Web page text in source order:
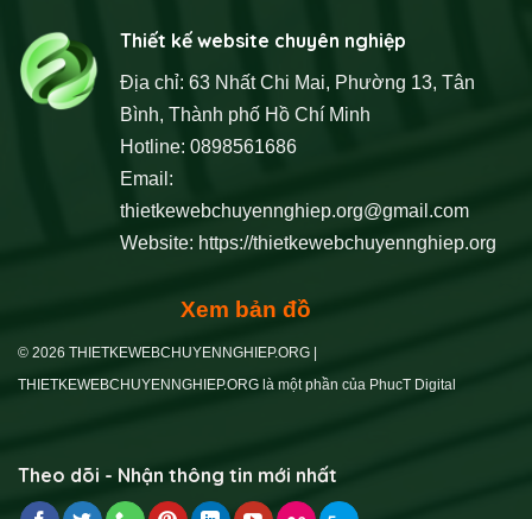
Thiết kế website chuyên nghiệp
Địa chỉ: 63 Nhất Chi Mai, Phường 13, Tân
Bình, Thành phố Hồ Chí Minh
Hotline: 0898561686
Email:
thietkewebchuyennghiep.org@gmail.com
Website: https://thietkewebchuyennghiep.org
Xem bản đồ
© 2026 THIETKEWEBCHUYENNGHIEP.ORG |
THIETKEWEBCHUYENNGHIEP.ORG là một phần của PhucT Digital
Theo dõi - Nhận thông tin mới nhất